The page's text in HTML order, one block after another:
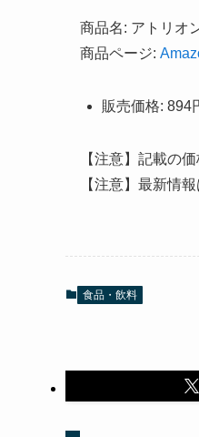
商品名: アトリオ
商品ページ:
販売価格: 894
【注意】記載の
【注意】最新情
食品・飲料